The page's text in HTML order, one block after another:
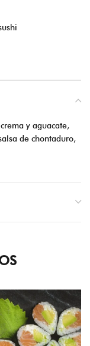
y aguacate,
de chontaduro,